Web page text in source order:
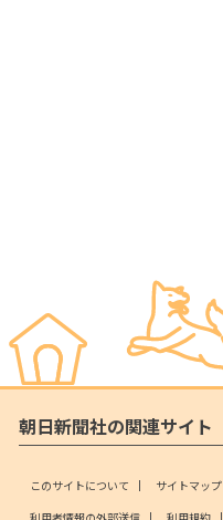
朝日新聞社の関連サイト
このサイトについて サイトマップ